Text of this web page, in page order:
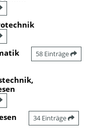
58 Einträge
34 Einträge